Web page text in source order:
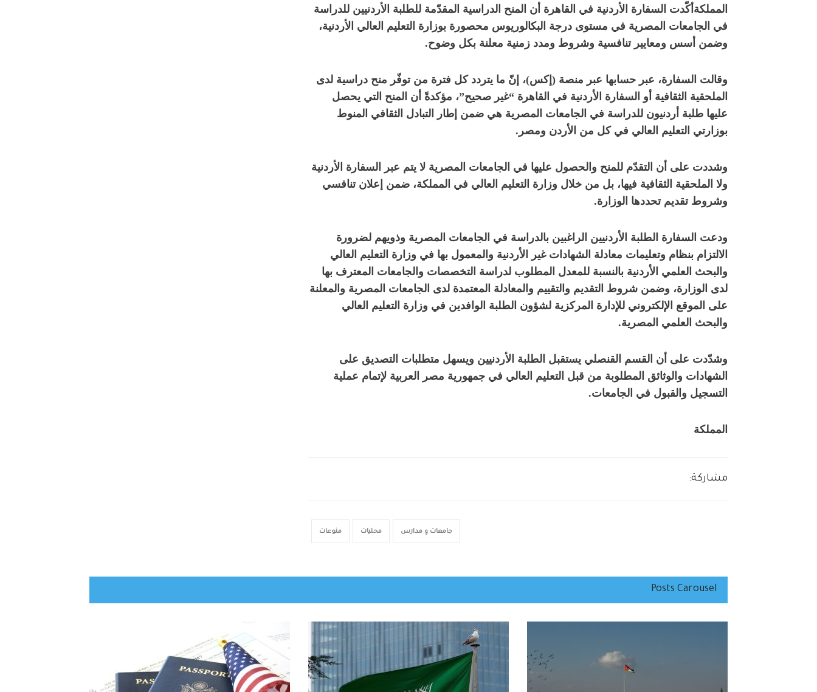
المملكةأكّدت السفارة الأردنية في القاهرة أن المنح الدراسية المقدّمة للطلبة الأردنيين للدراسة
في الجامعات المصرية في مستوى درجة البكالوريوس محصورة بوزارة التعليم العالي الأردنية،
وضمن أسس ومعايير تنافسية وشروط ومدد زمنية معلنة بكل وضوح.
وقالت السفارة، عبر حسابها عبر منصة (إكس)، إنّ ما يتردد كل فترة من توفّر منح دراسية لدى
الملحقية الثقافية أو السفارة الأردنية في القاهرة “غير صحيح”، مؤكدةً أن المنح التي يحصل
عليها طلبة أردنيون للدراسة في الجامعات المصرية هي ضمن إطار التبادل الثقافي المنوط
بوزارتي التعليم العالي في كل من الأردن ومصر.
وشددت على أن التقدّم للمنح والحصول عليها في الجامعات المصرية لا يتم عبر السفارة الأردنية
ولا الملحقية الثقافية فيها، بل من خلال وزارة التعليم العالي في المملكة، ضمن إعلان تنافسي
وشروط تقديم تحددها الوزارة.
ودعت السفارة الطلبة الأردنيين الراغبين بالدراسة في الجامعات المصرية وذويهم لضرورة
الالتزام بنظام وتعليمات معادلة الشهادات غير الأردنية والمعمول بها في وزارة التعليم العالي
والبحث العلمي الأردنية بالنسبة للمعدل المطلوب لدراسة التخصصات والجامعات المعترف بها
لدى الوزارة، وضمن شروط التقديم والتقييم والمعادلة المعتمدة لدى الجامعات المصرية والمعلنة
على الموقع الإلكتروني للإدارة المركزية لشؤون الطلبة الوافدين في وزارة التعليم العالي
والبحث العلمي المصرية.
وشدّدت على أن القسم القنصلي يستقبل الطلبة الأردنيين ويسهل متطلبات التصديق على
الشهادات والوثائق المطلوبة من قبل التعليم العالي في جمهورية مصر العربية لإتمام عملية
التسجيل والقبول في الجامعات.
المملكة
مشاركة:
جامعات و مدارس محليات منوعات
Posts Carousel